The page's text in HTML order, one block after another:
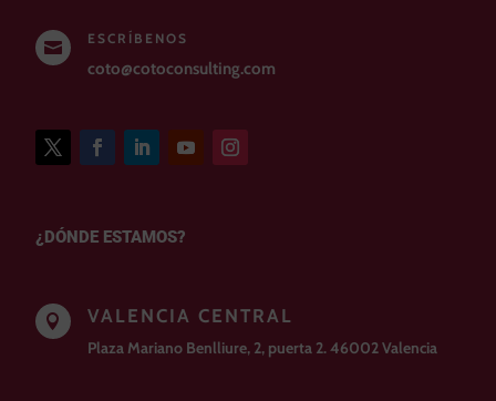

ESCRÍBENOS
coto@cotoconsulting.com
¿DÓNDE ESTAMOS?
 VALENCIA CENTRAL
Plaza Mariano Benlliure, 2, puerta 2. 46002 Valencia